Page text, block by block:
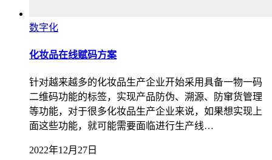
数字化
化妆品在线赋码方案
针对越来越多的化妆品生产企业开始采用具备一物一码
二维码功能的标签，实现产品防伪、溯源、防窜货管理
等功能，对于很多化妆品生产企业来说，如果想实现上
面这些功能，就可能需要面临进行生产线…
2022年12月27日